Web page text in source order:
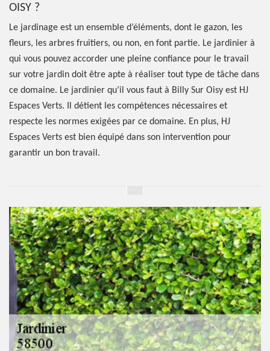
OISY ?
Le jardinage est un ensemble d’éléments, dont le gazon, les
fleurs, les arbres fruitiers, ou non, en font partie. Le jardinier à
qui vous pouvez accorder une pleine confiance pour le travail
sur votre jardin doit être apte à réaliser tout type de tâche dans
ce domaine. Le jardinier qu’il vous faut à Billy Sur Oisy est HJ
Espaces Verts. Il détient les compétences nécessaires et
respecte les normes exigées par ce domaine. En plus, HJ
Espaces Verts est bien équipé dans son intervention pour
garantir un bon travail.